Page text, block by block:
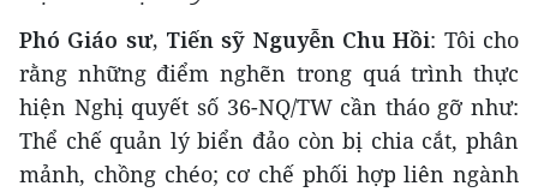
Phó Giáo sư, Tiến sỹ Nguyễn Chu Hồi: Tôi cho
rằng những điểm nghẽn trong quá trình thực
hiện Nghị quyết số 36-NQ/TW cần tháo gỡ như:
Thể chế quản lý biển đảo còn bị chia cắt, phân
mảnh, chồng chéo; cơ chế phối hợp liên ngành